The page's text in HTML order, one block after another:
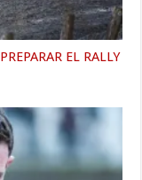
EL RALLY